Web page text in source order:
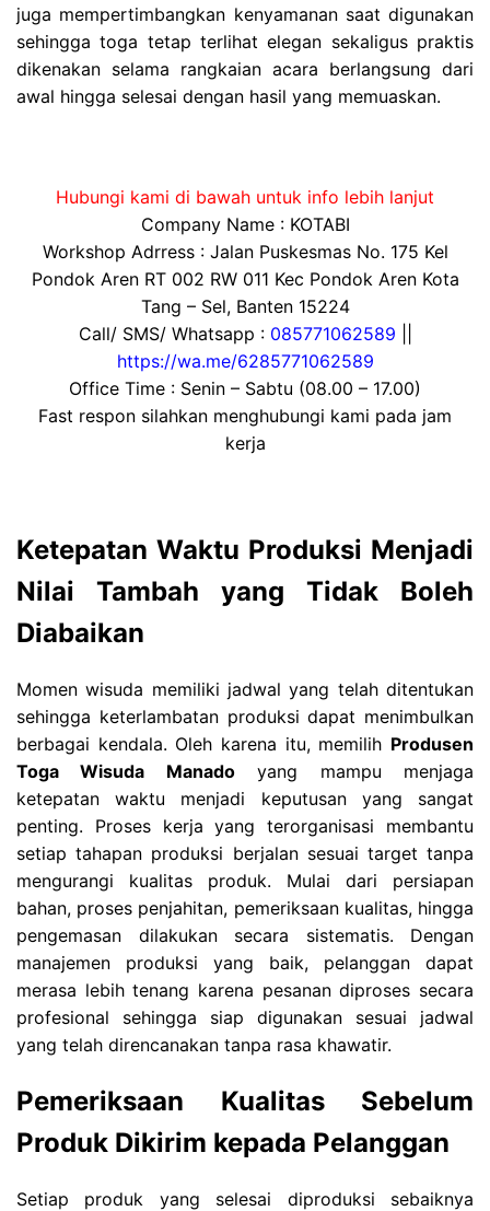
juga mempertimbangkan kenyamanan saat digunakan
sehingga toga tetap terlihat elegan sekaligus praktis
dikenakan selama rangkaian acara berlangsung dari
awal hingga selesai dengan hasil yang memuaskan.
Hubungi kami di bawah untuk info lebih lanjut
Company Name : KOTABI
Workshop Adrress : Jalan Puskesmas No. 175 Kel
Pondok Aren RT 002 RW 011 Kec Pondok Aren Kota
Tang – Sel, Banten 15224
Call/ SMS/ Whatsapp : 085771062589
https://wa.me/6285771062589
Office Time : Senin – Sabtu (08.00 – 17.00)
Fast respon silahkan menghubungi kami pada jam
kerja
Ketepatan Waktu Produksi Menjadi
Nilai Tambah yang Tidak Boleh
Diabaikan
Momen wisuda memiliki jadwal yang telah ditentukan
sehingga keterlambatan produksi dapat menimbulkan
berbagai kendala. Oleh karena itu, memilih Produsen
Toga Wisuda Manadoyang mampu menjaga
ketepatan waktu menjadi keputusan yang sangat
penting. Proses kerja yang terorganisasi membantu
setiap tahapan produksi berjalan sesuai target tanpa
mengurangi kualitas produk. Mulai dari persiapan
bahan, proses penjahitan, pemeriksaan kualitas, hingga
pengemasan dilakukan secara sistematis. Dengan
manajemen produksi yang baik, pelanggan dapat
merasa lebih tenang karena pesanan diproses secara
profesional sehingga siap digunakan sesuai jadwal
yang telah direncanakan tanpa rasa khawatir.
Pemeriksaan Kualitas Sebelum
Produk Dikirim kepada Pelanggan
Setiap produk yang selesai diproduksi sebaiknya